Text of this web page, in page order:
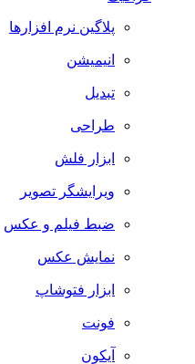
پلاگین نرم افزارها
انیمیشن
تبدیل
طراحی
ابزار فلش
ویرایشگر تصویر
ضبط فيلم و عكس
نمایش عکس
ابزار فتوشاپ
فونت
آیکون